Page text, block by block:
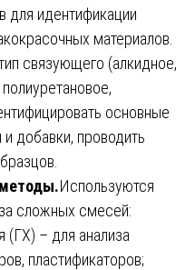
для идентификации
материалов.
связующего (алкидное,
основные
добавки, проводить
Используются
сложных смесей:
(ГХ) – для анализа
пластификаторов;